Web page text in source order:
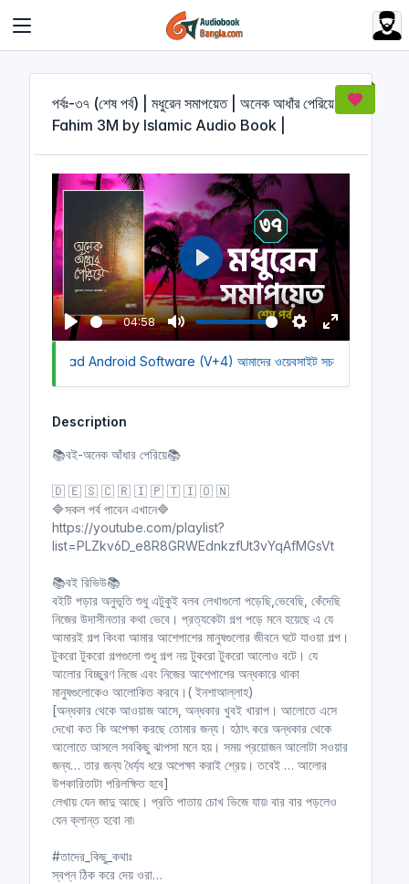
পর্বঃ-৩৭ (শেষ পর্ব) | মধুরেন সমাপয়েত | অনেক আধাঁর পেরিয়ে |
Fahim 3M by Islamic Audio Book |
P
l
04:58
M
u
S
e
E
n
c
e
e
n
P
l
a
y
Download Android Software (V+4) আমাদের ওয়েবসাইট সচল রাখতে
Description
📚বই-অনেক আঁধার পেরিয়ে📚
🇩 🇪 🇸 🇨 🇷 🇮 🇵 🇹 🇮 🇴 🇳
🔷সকল পর্ব পাবেন এখানে🔷
https://youtube.com/playlist?
list=PLZkv6D_e8R8GRWEdnkzfUt3vYqAfMGsVt
📚বই রিভিউ📚
বইটি পড়ার অনুভূতি শুধু এটুকুই বলব লেখাগুলো পড়েছি,ভেবেছি, কেঁদেছি
নিজের উদাসীনতার কথা ভেবে। প্রত্যকেটা গল্প পড়ে মনে হয়েছে এ যে
আমারই গল্প কিংবা আমার আশেপাশের মানুষগুলোর জীবনে ঘটে যাওয়া গল্প।
টুকরো টুকরো গল্পগুলো শুধু গল্প নয় টুকরো টুকরো আলোও বটে। যে
আলোর বিচ্ছুরণ নিজে এবং নিজের আশেপাশের অন্ধকারে থাকা
মানুষগুলোকেও আলোকিত করবে।( ইনশাআল্লাহ)
[অন্ধকার থেকে আওয়াজ আসে, অন্ধকার খুবই খারাপ। আলোতে এসে
দেখো কত কি অপেক্ষা করছে তোমার জন্য। হঠাৎ করে অন্ধকার থেকে
আলোতে আসলে সবকিছু ঝাপসা মনে হয়। সময় প্রয়োজন আলোটা সওয়ার
জন্য… তার জন্য ধৈর্য্য ধরে অপেক্ষা করাই শ্রেয়। তবেই … আলোর
উপকারিতাটা পরিলক্ষিত হবে]
লেখায় যেন জাদু আছে। প্রতি পাতায় চোখ ভিজে যায়৷ বার বার পড়লেও
যেন ক্লান্ত হবো না৷
#তাদের_কিছু_কথাঃ
স্বপ্ন ঠিক করে দেয় ওরা…